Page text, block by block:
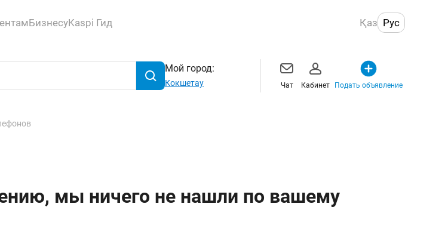
БизнесуKaspi Гид Қаз Рус
Мой город:
Кокшетау Чат Кабинет Подать объявление
мы ничего не нашли по вашему